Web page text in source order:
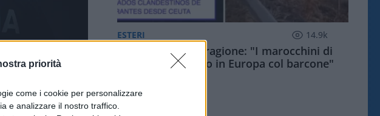
priorità
come i cookie per personalizzare
e analizzare il nostro traffico.
ESTERI 14.9k
Meloni aveva ragione: "I marocchini di
Ceuta sbarcano in Europa col barcone"